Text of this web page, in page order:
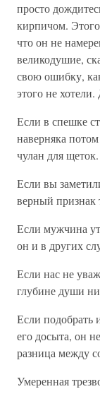
просто
кирпичом.
что он не
великодушие,
свою ошибку,
этого не хотели.
Если в спешке
наверняка
чулан для щеток.
Если вы
верный признак
Если мужчина
он и в других
Если нас не
глубине души
Если подобрать
его досыта, он
разница между
Умеренная